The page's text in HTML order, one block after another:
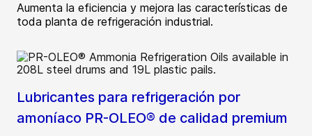
Aumenta la eficiencia y mejora las características de
toda planta de refrigeración industrial.
Lubricantes para refrigeración por
amoníaco PR-OLEO® de calidad premium